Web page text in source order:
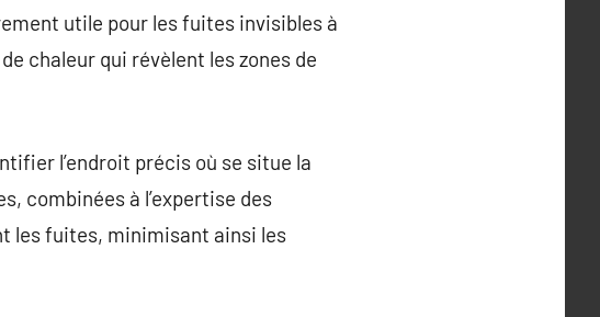
utile pour les fuites invisibles à
chaleur qui révèlent les zones de
l’endroit précis où se situe la
combinées à l’expertise des
les fuites, minimisant ainsi les